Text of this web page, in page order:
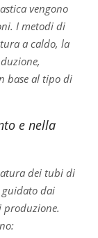
vengono
I metodi di
a caldo, la
base al tipo di
e nella
dei tubi di
guidato dai
produzione.